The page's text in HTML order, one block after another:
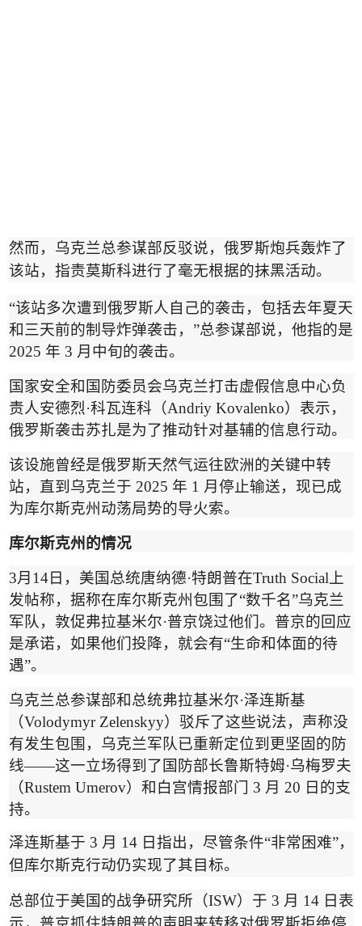
然而，乌克兰总参谋部反驳说，俄罗斯炮兵轰炸了
该站，指责莫斯科进行了毫无根据的抹黑活动。
“该站多次遭到俄罗斯人自己的袭击，包括去年夏天
和三天前的制导炸弹袭击， ”总参谋部说，他指的是
2025 年 3 月中旬的袭击。
国家安全和国防委员会乌克兰打击虚假信息中心负
责人安德烈·科瓦连科 （Andriy Kovalenko） 表示，
俄罗斯袭击苏扎是为了推动针对基辅的信息行动。
该设施曾经是俄罗斯天然气运往欧洲的关键中转
站，直到乌克兰于 2025 年 1 月停止输送，现已成
为库尔斯克州动荡局势的导火索。
库尔斯克州的情况
3月 14日，美国总统唐纳德·特朗普在Truth Social 上
发帖称，据称在库尔斯克州包围了“数千名”乌克兰
军队，敦促弗拉基米尔·普京饶过他们。普京的回应
是承诺，如果他们投降，就会有“生命和体面的待
遇”。
乌克兰总参谋部和总统弗拉基米尔·泽连斯基
（Volodymyr Zelenskyy） 驳斥了这些说法，声称没
有发生包围，乌克兰军队已重新定位到更坚固的防
线——这一立场得到了国防部长鲁斯特姆·乌梅罗夫
（Rustem Umerov） 和白宫情报部门 3 月 20 日的支
持。
泽连斯基于 3 月 14 日指出，尽管条件“非常困难”，
但库尔斯克行动仍实现了其目标。
总部位于美国的战争研究所 （ISW） 于 3 月 14 日表